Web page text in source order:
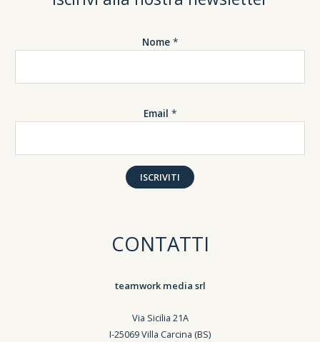
Nome *
Email *
ISCRIVITI
CONTATTI
teamwork media srl
Via Sicilia 21A
I-25069 Villa Carcina (BS)